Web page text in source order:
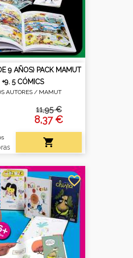
9 AÑOS) PACK MAMUT
+9. 5 CÓMICS
AUTORES / MAMUT
11,95 €
8,37 €

favorite_border